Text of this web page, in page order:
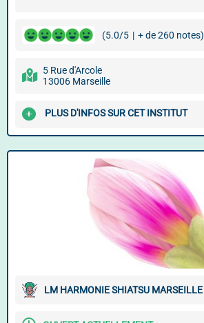
(5.0/5 | + de 260 notes)
5 Rue d'Arcole
13006 Marseille
PLUS D'INFOS SUR CET INSTITUT
LM HARMONIE SHIATSU MARSEILLE